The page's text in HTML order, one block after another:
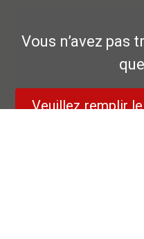
Vous n’avez pas
Veuillez remplir